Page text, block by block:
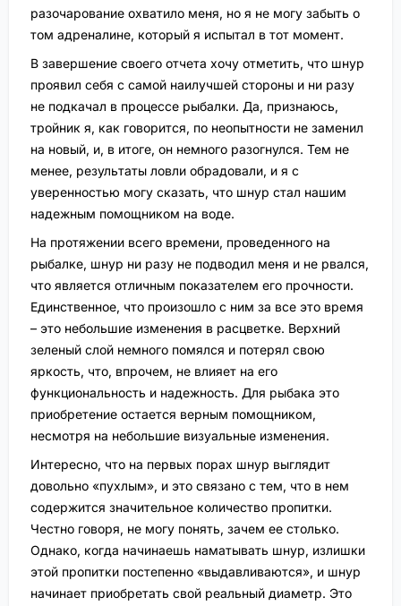
разочарование охватило меня, но я не могу забыть о
том адреналине, который я испытал в тот момент.
В завершение своего отчета хочу отметить, что шнур
проявил себя с самой наилучшей стороны и ни разу
не подкачал в процессе рыбалки. Да, признаюсь,
тройник я, как говорится, по неопытности не заменил
на новый, и, в итоге, он немного разогнулся. Тем не
менее, результаты ловли обрадовали, и я с
уверенностью могу сказать, что шнур стал нашим
надежным помощником на воде.
На протяжении всего времени, проведенного на
рыбалке, шнур ни разу не подводил меня и не рвался,
что является отличным показателем его прочности.
Единственное, что произошло с ним за все это время
– это небольшие изменения в расцветке. Верхний
зеленый слой немного помялся и потерял свою
яркость, что, впрочем, не влияет на его
функциональность и надежность. Для рыбака это
приобретение остается верным помощником,
несмотря на небольшие визуальные изменения.
Интересно, что на первых порах шнур выглядит
довольно «пухлым», и это связано с тем, что в нем
содержится значительное количество пропитки.
Честно говоря, не могу понять, зачем ее столько.
Однако, когда начинаешь наматывать шнур, излишки
этой пропитки постепенно «выдавливаются», и шнур
начинает приобретать свой реальный диаметр. Это